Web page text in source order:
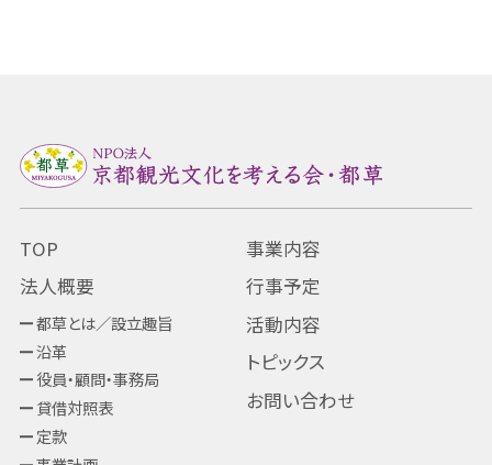
TOP
法人概要
都草とは／設立趣旨
沿革
役員・顧問・事務局
貸借対照表
定款
事業内容
行事予定
活動内容
トピックス
お問い合わせ